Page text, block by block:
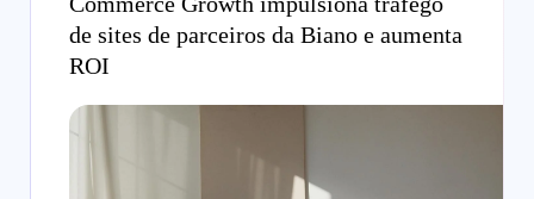
de sites de parceiros da Biano e aumenta
ROI